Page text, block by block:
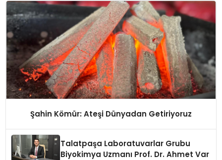
Şahin Kömür: Ateşi Dünyadan Getiriyoruz
Talatpaşa Laboratuvarlar Grubu
Biyokimya Uzmanı Prof. Dr. Ahmet Var